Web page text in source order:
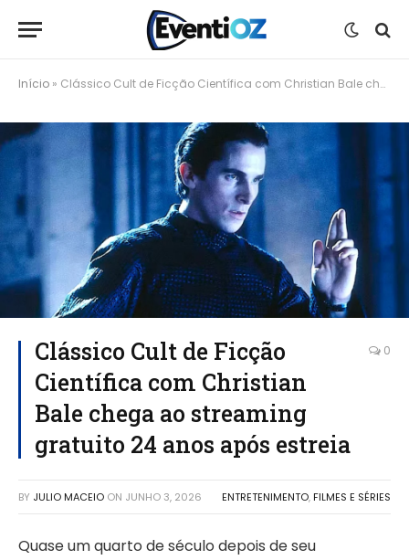
Início » Clássico Cult de Ficção Científica com Christian Bale chega ao streaming gratuito 24 anos após estreia
Clássico Cult de Ficção
Científica com Christian
Bale chega ao streaming
gratuito 24 anos após estreia
0
BY JULIO MACEIO ON JUNHO 3, 2026 ENTRETENIMENTO, FILMES E SÉRIES
Quase um quarto de século depois de seu